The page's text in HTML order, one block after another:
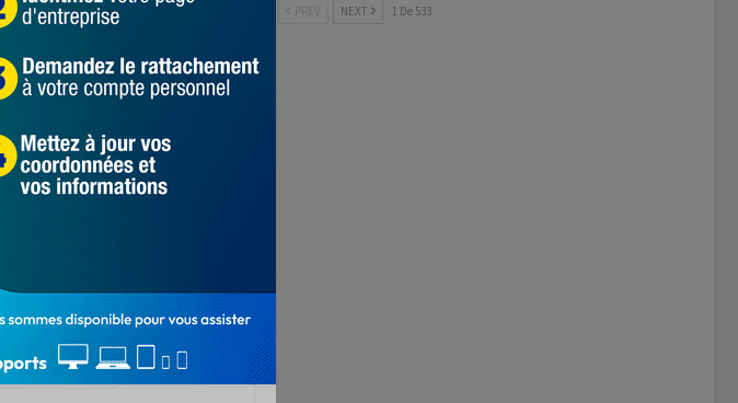
normes, afin de gagner
vis-à-vis des citoyens
qui se faisaient
La descente de l’équipe
fermées, rapporte Bénin
sort, car l’équipe de
stations à Cotonou
NEXT 1 De 533